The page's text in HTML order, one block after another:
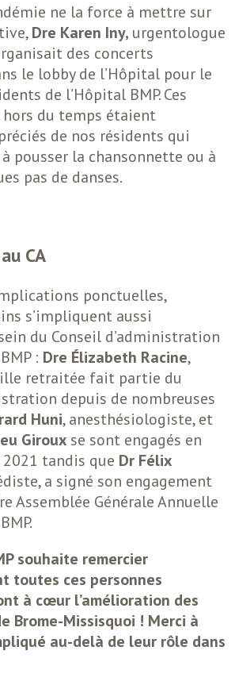
ne la force à mettre sur
Dre Karen Iny, urgentologue
des concerts
le lobby de l’Hôpital pour le
de l’Hôpital BMP. Ces
du temps étaient
de nos résidents qui
pousser la chansonnette ou à
pas de danses.
CA
ponctuelles,
s’impliquent aussi
du Conseil d’administration
: Dre Élizabeth Racine,
retraitée fait partie du
depuis de nombreuses
Huni, anesthésiologiste, et
Giroux se sont engagés en
tandis que Dr Félix
a signé son engagement
Assemblée Générale Annuelle
souhaite remercier
toutes ces personnes
à cœur l’amélioration des
Brome-Missisquoi ! Merci à
au-delà de leur rôle dans